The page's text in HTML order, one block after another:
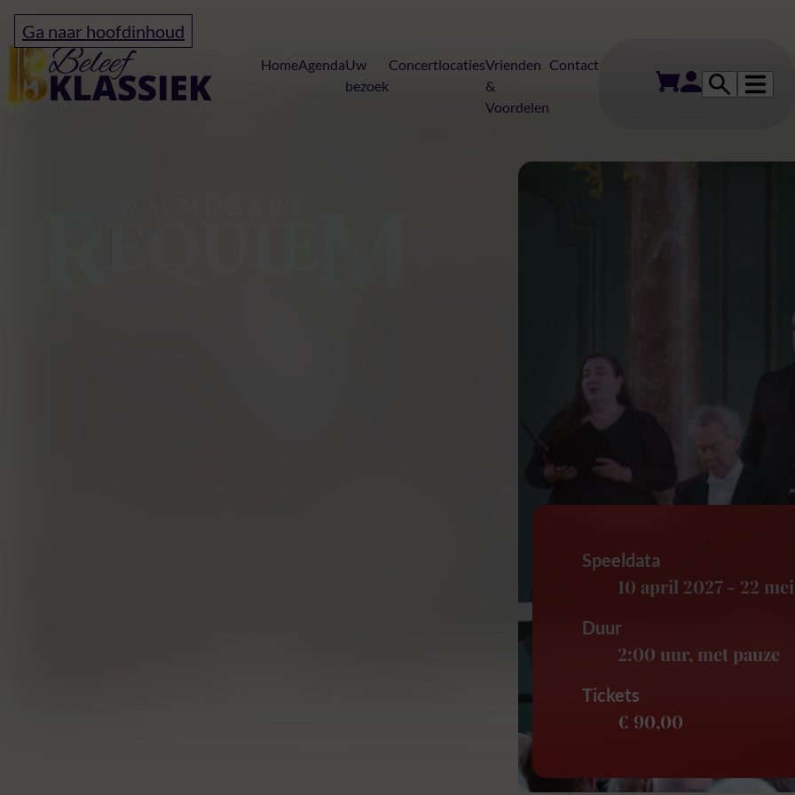
Ga naar hoofdinhoud
HomeAgendaUw
bezoek
ConcertlocatiesVrienden
&
Voordelen
Contact
Requiem & Eine Kleine
Speeldata
10 april 2027- 22
Duur
2:00 uur, met pauze
Tickets
€ 90,00